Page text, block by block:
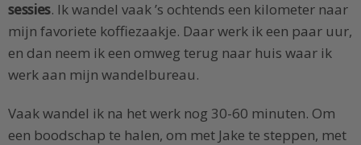
sessies. Ik wandel vaak ’s ochtends een kilometer naar
mijn favoriete koffiezaakje. Daar werk ik een paar uur,
en dan neem ik een omweg terug naar huis waar ik
werk aan mijn wandelbureau.
Vaak wandel ik na het werk nog 30-60 minuten. Om
een boodschap te halen, om met Jake te steppen, met